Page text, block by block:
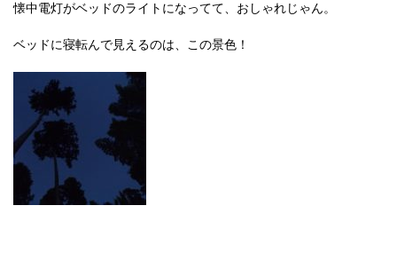
懐中電灯がベッドのライトになってて、おしゃれじゃん。
ベッドに寝転んで見えるのは、この景色！